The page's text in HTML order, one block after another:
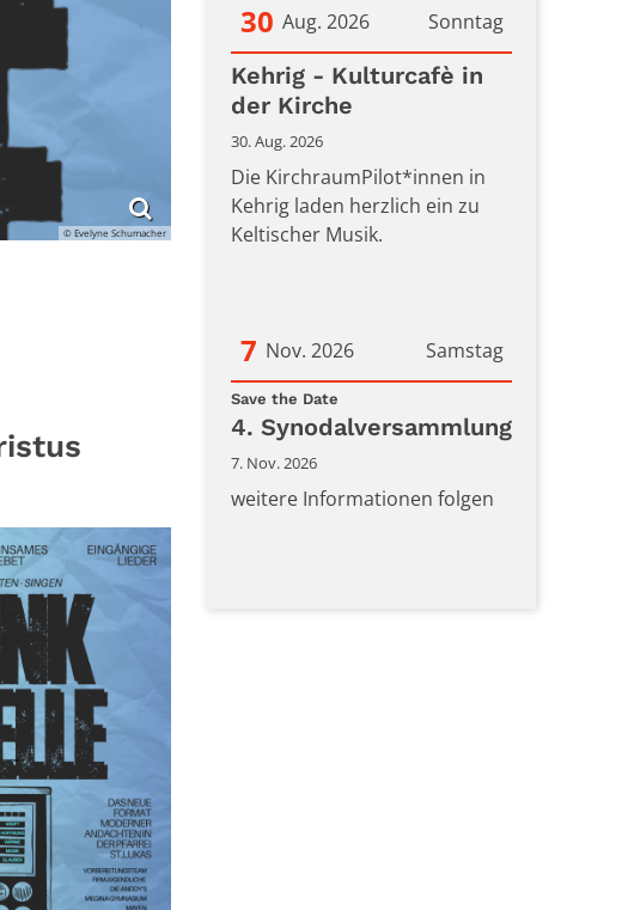
© Evelyne Schumacher
Sonntag
30 Aug. 2026
Datum: 30. August 2026
Kehrig - Kulturcafè in
der Kirche
30. Aug. 2026
Die KirchraumPilot*innen in
Kehrig laden herzlich ein zu
Keltischer Musik.
Samstag
7 Nov. 2026
Datum: 7. November 2026
Save the Date
4. Synodalversammlung
7. Nov. 2026
weitere Informationen folgen